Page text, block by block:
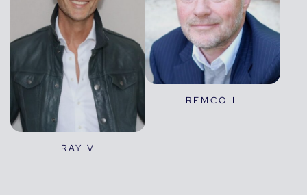
RAY V
REMCO L